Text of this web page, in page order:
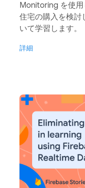
Monitoring を使
住宅の購入を検討
いて学習します。
詳細